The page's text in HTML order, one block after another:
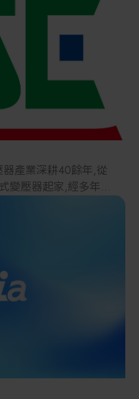
產需求，程陽自2003
材之研發與銷售，提
材料方案，廣泛應用
具等製程環節。
服務，結合工程材料
需求評估、材料選用
過程中固定、定位與
為基礎，與客戶及合
、可靠且具長期使用
產業深耕40餘年,從
變壓器起家,經多年不